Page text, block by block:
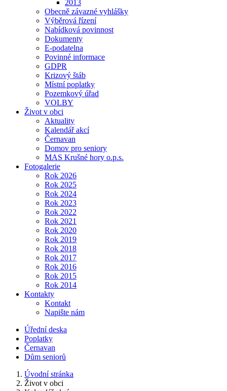
2013
Obecně závazné vyhlášky
Výběrová řízení
Nabídková povinnost
Dokumenty
E-podatelna
Povinné informace
GDPR
Krizový štáb
Místní poplatky
Pozemkový úřad
VOLBY
Život v obci
Aktuality
Kalendář akcí
Černavan
Domov pro seniory
MAS Krušné hory o.p.s.
Fotogalerie
Rok 2026
Rok 2025
Rok 2024
Rok 2023
Rok 2022
Rok 2021
Rok 2020
Rok 2019
Rok 2018
Rok 2017
Rok 2016
Rok 2015
Rok 2014
Kontakty
Kontakt
Napište nám
Úřední deska
Poplatky
Černavan
Dům seniorů
Úvodní stránka
Život v obci